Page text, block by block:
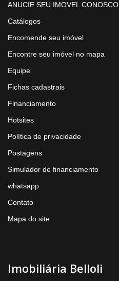
ANUCIE SEU IMOVEL CONOSCO
Catálogos
Encomende seu imóvel
Encontre seu imóvel no mapa
Equipe
Fichas cadastrais
Financiamento
Hotsites
Política de privacidade
Postagens
Simulador de financiamento
whatsapp
Contato
Mapa do site
Imobiliária Belloli